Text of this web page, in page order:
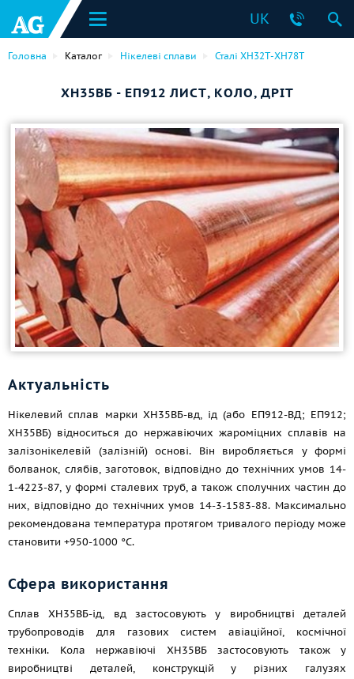
UK
Головна Каталог Нікелеві сплави Сталі ХН32Т-ХН78Т
ХН35ВБ - ЕП912 ЛИСТ, КОЛО, ДРІТ
Актуальність
Нікелевий сплав марки ХН35ВБ-вд, ід (або ЕП912-ВД; ЕП912;
ХН35ВБ) відноситься до нержавіючих жароміцних сплавів на
залізонікелевій (залізній) основі. Він виробляється у формі
болванок, слябів, заготовок, відповідно до технічних умов 14-
1-4223-87, у формі сталевих труб, а також сполучних частин до
них, відповідно до технічних умов 14-3-1583-88. Максимально
рекомендована температура протягом тривалого періоду може
становити +950-1000 °C.
Сфера використання
Сплав ХН35ВБ-ід, вд застосовують у виробництві деталей
трубопроводів для газових систем авіаційної, космічної
техніки. Кола нержавіючі ХН35ВБ застосовують також у
виробництві деталей, конструкцій у різних галузях